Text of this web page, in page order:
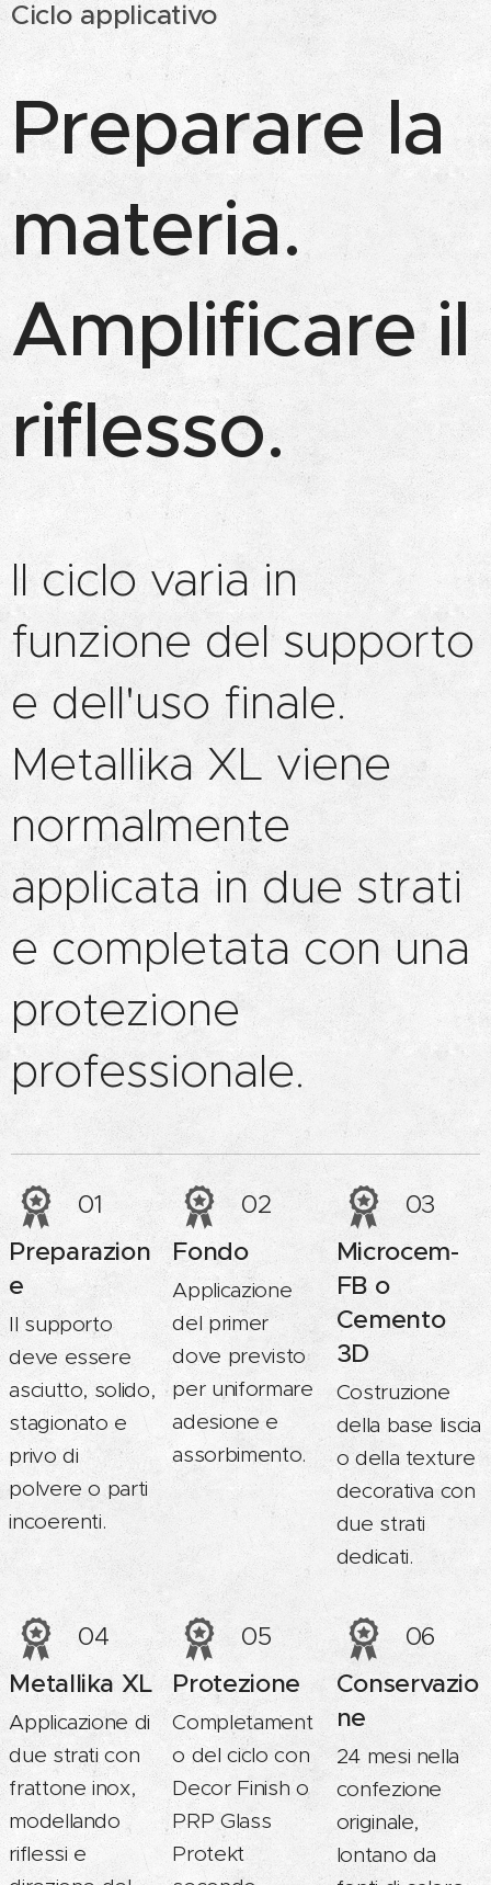
Ciclo applicativo
Preparare la
materia.
Amplificare il
riflesso.
Il ciclo varia in
funzione del supporto
e dell'uso finale.
Metallika XL viene
normalmente
applicata in due strati
e completata con una
protezione
professionale.
01
Preparazion
e
Il supporto
deve essere
asciutto, solido,
stagionato e
privo di
polvere o parti
incoerenti.
02
Fondo
Applicazione
del primer
dove previsto
per uniformare
adesione e
assorbimento.
03
Microcem-
FB o
Cemento
3D
Costruzione
della base liscia
o della texture
decorativa con
due strati
dedicati.
04
Metallika XL
Applicazione di
due strati con
frattone inox,
modellando
riflessi e
05
Protezione
Completament
o del ciclo con
Decor Finish o
PRP Glass
Protekt
06
Conservazio
ne
24 mesi nella
confezione
originale,
lontano da